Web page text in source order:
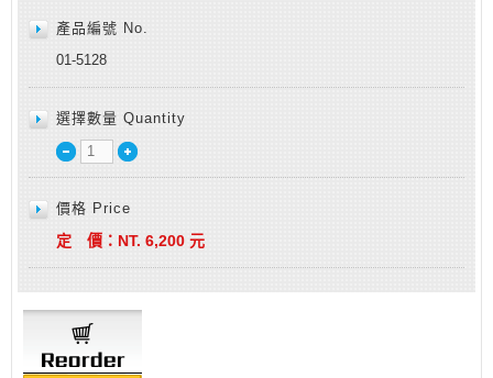
產品編號 No.
01-5128
選擇數量 Quantity
價格 Price
定 價： NT. 6,200 元